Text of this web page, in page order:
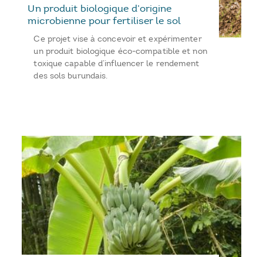
Un produit biologique d’origine
microbienne pour fertiliser le sol
Ce projet vise à concevoir et expérimenter
un produit biologique éco-compatible et non
toxique capable d’influencer le rendement
des sols burundais.